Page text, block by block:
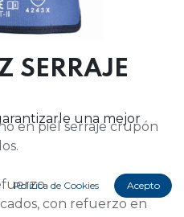
SERRAJE
en piel serraje crupón
con refuerzo en
una mejor
Política de Cookies Acepto